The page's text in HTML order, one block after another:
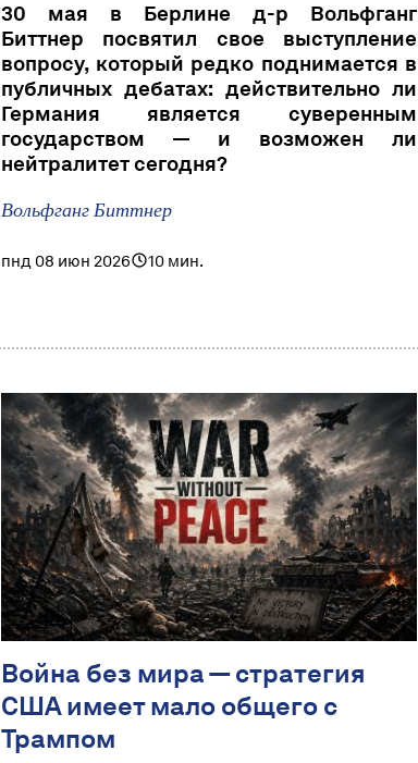
30 мая в Берлине д-р Вольфганг
Биттнер посвятил свое выступление
вопросу, который редко поднимается в
публичных дебатах: действительно ли
Германия является суверенным
государством — и возможен ли
нейтралитет сегодня?
Вольфганг Биттнер
пнд 08 июн 2026 10 мин.
Война без мира — стратегия
США имеет мало общего с
Трампом